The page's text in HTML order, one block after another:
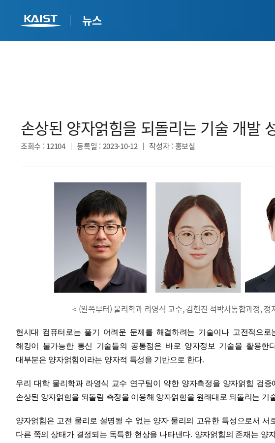
뉴스
손상된 양자얽힘을 되돌리는 기술 개발
조회수 : 12104 등록일 : 2023-10-12 작성자: 홍보실
< (왼쪽부터) 물리학과 라영식 교수, 김현진 석박사통합과정,
현시대 컴퓨터로는 풀기 어려운 문제를 해결하려는 기술이나 고전적으
해킹이 불가능한 통신 기술들의 공통점은 바로 양자정보 기술을 활용한
대부분은 양자얽힘이라는 양자적 특성을 기반으로 한다.
우리 대학 물리학과 라영식 교수 연구팀이 약한 양자측정을 양자얽힘 검
손상된 양자얽힘을 되돌림 측정을 이용해 양자얽힘을 원래대로 되돌리는 기
양자얽힘은 고전 물리로 설명될 수 없는 양자 물리의 고유한 특성으로서
다른 쪽의 상태가 결정되는 독특한 현상을 나타낸다. 양자얽힘의 존재는 양